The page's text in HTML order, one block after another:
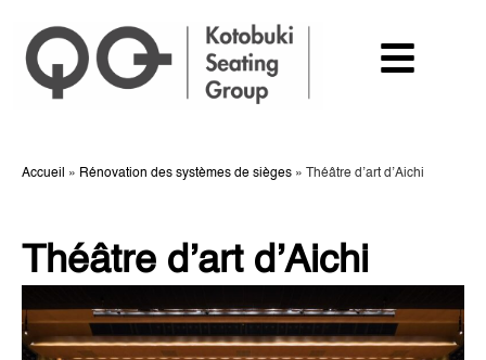
Accueil » Rénovation des systèmes de sièges » Théâtre d’art d’Aichi
Théâtre d’art d’Aichi